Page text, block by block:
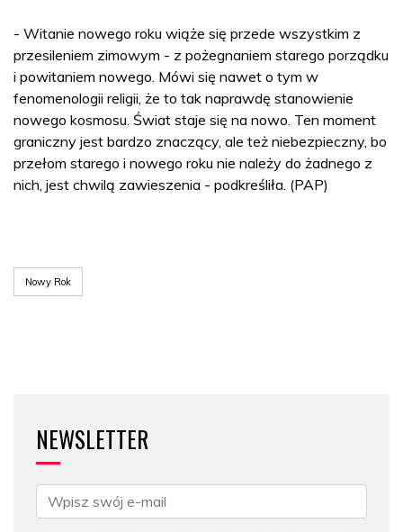
- Witanie nowego roku wiąże się przede wszystkim z
przesileniem zimowym - z pożegnaniem starego porządku
i powitaniem nowego. Mówi się nawet o tym w
fenomenologii religii, że to tak naprawdę stanowienie
nowego kosmosu. Świat staje się na nowo. Ten moment
graniczny jest bardzo znaczący, ale też niebezpieczny, bo
przełom starego i nowego roku nie należy do żadnego z
nich, jest chwilą zawieszenia - podkreśliła. (PAP)
Nowy Rok
NEWSLETTER